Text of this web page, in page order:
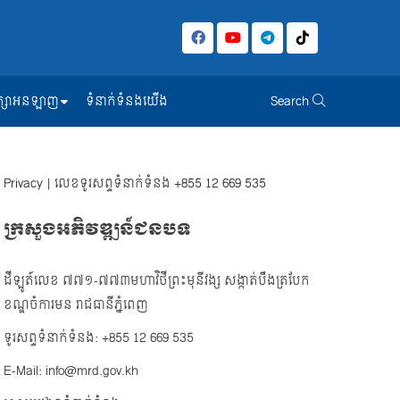
សាអនឡាញ ទំនាក់ទំនងយើង Search
Privacy | លេខទូរសព្ទទំនាក់ទំនង +855 12 669 535
ក្រសួងអភិវឌ្ឍន៍ជនបទ
ដីឡូត៍លេខ ៧៧១-៧៧៣មហាវិថីព្រះមុនីវង្ស សង្កាត់បឹងត្របែក
ខណ្ឌចំការមន រាជធានីភ្នំពេញ
ទូរសព្ទទំនាក់ទំនង: +855 12 669 535
E-Mail: info@mrd.gov.kh